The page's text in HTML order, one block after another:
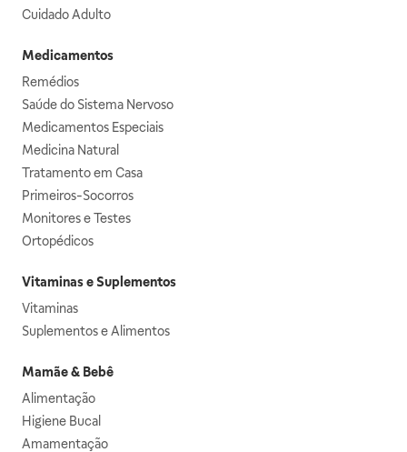
Cuidado Adulto
Medicamentos
Remédios
Saúde do Sistema Nervoso
Medicamentos Especiais
Medicina Natural
Tratamento em Casa
Primeiros-Socorros
Monitores e Testes
Ortopédicos
Vitaminas e Suplementos
Vitaminas
Suplementos e Alimentos
Mamãe & Bebê
Alimentação
Higiene Bucal
Amamentação